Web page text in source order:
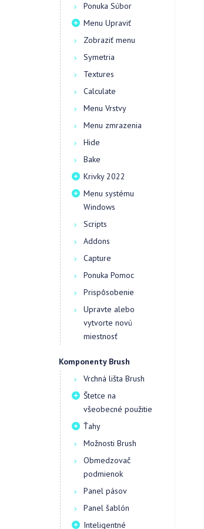
Ponuka Súbor
Menu Upraviť
Zobraziť menu
Symetria
Textures
Calculate
Menu Vrstvy
Menu zmrazenia
Hide
Bake
Krivky 2022
Menu systému
Windows
Scripts
Addons
Capture
Ponuka Pomoc
Prispôsobenie
Upravte alebo
vytvorte novú
miestnosť
Komponenty Brush
Vrchná lišta Brush
Štetce na
všeobecné použitie
Ťahy
Možnosti Brush
Obmedzovač
podmienok
Panel pásov
Panel šablón
Inteligentné